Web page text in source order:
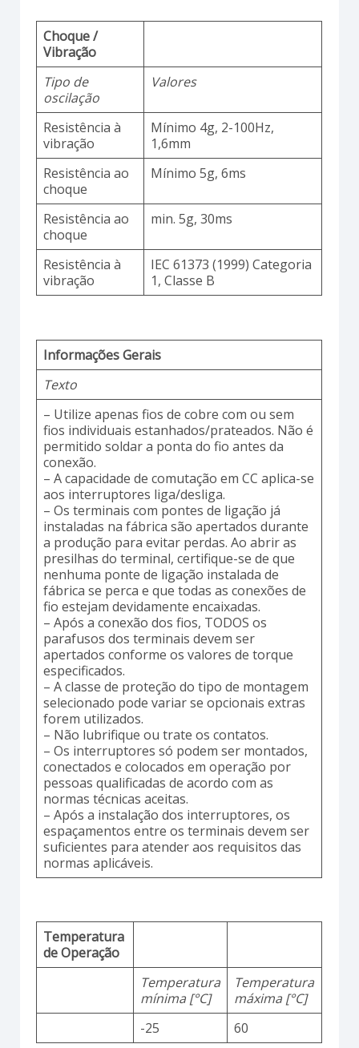
Choque /
Vibração
Tipo de
oscilação
Valores
Resistência à
vibração
Mínimo 4g, 2-100Hz,
1,6mm
Resistência ao
choque
Mínimo 5g, 6ms
Resistência ao
choque
min. 5g, 30ms
Resistência à
vibração
IEC 61373 (1999) Categoria
1, Classe B
Informações Gerais
Texto
– Utilize apenas fios de cobre com ou sem
fios individuais estanhados/prateados. Não é
permitido soldar a ponta do fio antes da
conexão.
– A capacidade de comutação em CC aplica-se
aos interruptores liga/desliga.
– Os terminais com pontes de ligação já
instaladas na fábrica são apertados durante
a produção para evitar perdas. Ao abrir as
presilhas do terminal, certifique-se de que
nenhuma ponte de ligação instalada de
fábrica se perca e que todas as conexões de
fio estejam devidamente encaixadas.
– Após a conexão dos fios, TODOS os
parafusos dos terminais devem ser
apertados conforme os valores de torque
especificados.
– A classe de proteção do tipo de montagem
selecionado pode variar se opcionais extras
forem utilizados.
– Não lubrifique ou trate os contatos.
– Os interruptores só podem ser montados,
conectados e colocados em operação por
pessoas qualificadas de acordo com as
normas técnicas aceitas.
– Após a instalação dos interruptores, os
espaçamentos entre os terminais devem ser
suficientes para atender aos requisitos das
normas aplicáveis.
Temperatura
de Operação
Temperatura
mínima [°C]
Temperatura
máxima [°C]
-25
60